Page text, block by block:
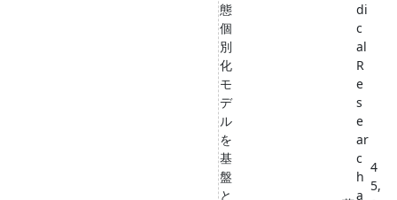
態
個
別
化
モ
デ
ル
を
基
盤
と
di
c
al
R
e
s
e
ar
c
h
a
4
5,